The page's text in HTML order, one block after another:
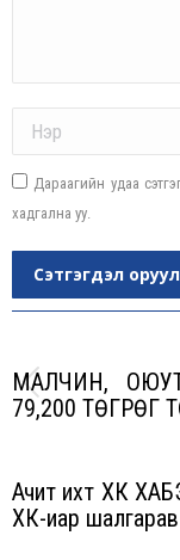
Дараагийн удаа
хадгална уу.
Сэтгэгдэл
МАЛЧИН,
79,200 ТӨГРӨГ
Ачит иxт XК
XК-иар шалгарав